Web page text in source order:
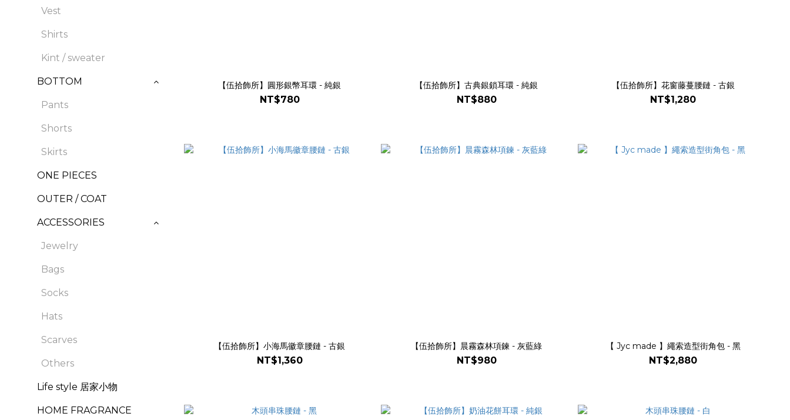
Vest
Shirts
Kint / sweater
BOTTOM
Pants
Shorts
Skirts
ONE PIECES
OUTER / COAT
ACCESSORIES
Jewelry
Bags
Socks
Hats
Scarves
Others
Life style 居家小物
HOME FRAGRANCE
【伍拾飾所】圓形銀幣耳環 - 純銀
NT$780
【伍拾飾所】古典銀鎖耳環 - 純銀
NT$880
【伍拾飾所】花窗藤蔓腰鏈 - 古銀
NT$1,280
【伍拾飾所】小海馬徽章腰鏈 - 古銀
NT$1,360
【伍拾飾所】晨霧森林項鍊 - 灰藍綠
NT$980
【 Jyc made 】繩索造型街角包 - 黑
NT$2,880